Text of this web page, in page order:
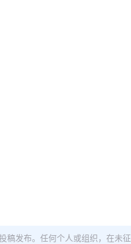
稿发布。任何个人或组织，在未